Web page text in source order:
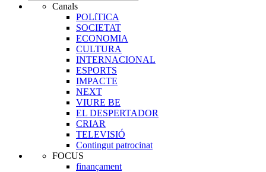
Canals
POLíTICA
SOCIETAT
ECONOMIA
CULTURA
INTERNACIONAL
ESPORTS
IMPACTE
NEXT
VIURE BE
EL DESPERTADOR
CRIAR
TELEVISIÓ
Contingut patrocinat
FOCUS
finançament